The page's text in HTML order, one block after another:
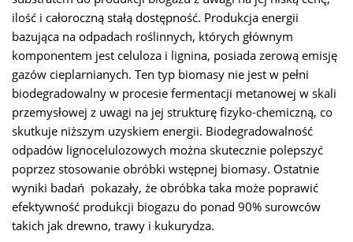
ilość i całoroczną stałą dostępność. Produkcja energii
bazująca na odpadach roślinnych, których głównym
komponentem jest celuloza i lignina, posiada zerową emisję
gazów cieplarnianych. Ten typ biomasy nie jest w pełni
biodegradowalny w procesie fermentacji metanowej w skali
przemysłowej z uwagi na jej strukturę fizyko-chemiczną, co
skutkuje niższym uzyskiem energii. Biodegradowalność
odpadów lignocelulozowych można skutecznie polepszyć
poprzez stosowanie obróbki wstępnej biomasy. Ostatnie
wyniki badań pokazały, że obróbka taka może poprawić
efektywność produkcji biogazu do ponad 90% surowców
takich jak drewno, trawy i kukurydza.